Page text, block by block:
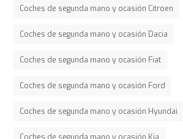
Coches de segunda mano y ocasión Citroen
Coches de segunda mano y ocasión Dacia
Coches de segunda mano y ocasión Fiat
Coches de segunda mano y ocasión Ford
Coches de segunda mano y ocasión Hyundai